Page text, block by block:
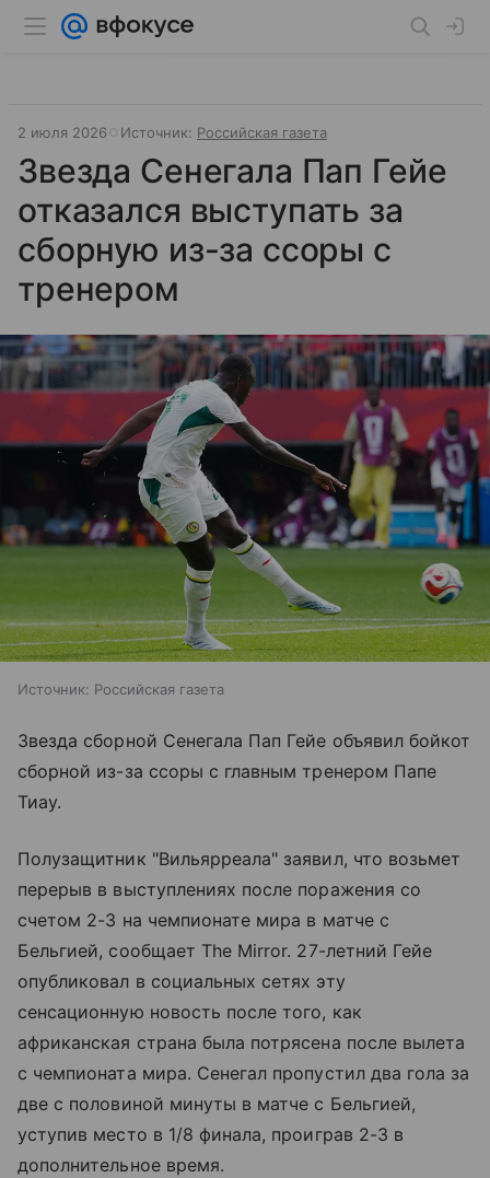
2 июля 2026 Источник: Российская газета
Звезда Сенегала Пап Гейе
отказался выступать за
сборную из-за ссоры с
тренером
Источник: Российская газета
Звезда сборной Сенегала Пап Гейе объявил бойкот
сборной из-за ссоры с главным тренером Папе
Тиау.
Полузащитник "Вильярреала" заявил, что возьмет
перерыв в выступлениях после поражения со
счетом 2-3 на чемпионате мира в матче с
Бельгией, сообщает The Mirror. 27-летний Гейе
опубликовал в социальных сетях эту
сенсационную новость после того, как
африканская страна была потрясена после вылета
с чемпионата мира. Сенегал пропустил два гола за
две с половиной минуты в матче с Бельгией,
уступив место в 1/8 финала, проиграв 2-3 в
дополнительное время.